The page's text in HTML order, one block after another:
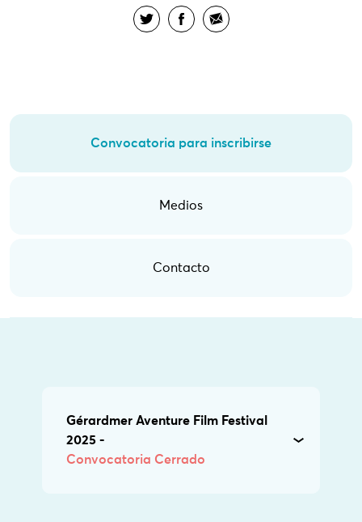
Convocatoria para inscribirse
Medios
Contacto
Gérardmer Aventure Film Festival
2025 -
Convocatoria Cerrado